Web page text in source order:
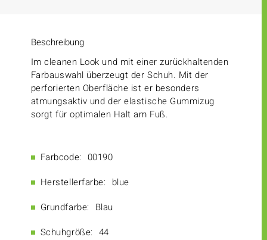
Beschreibung
Im cleanen Look und mit einer zurückhaltenden
Farbauswahl überzeugt der Schuh. Mit der
perforierten Oberfläche ist er besonders
atmungsaktiv und der elastische Gummizug
sorgt für optimalen Halt am Fuß.
Farbcode: 00190
Herstellerfarbe: blue
Grundfarbe: Blau
Schuhgröße: 44